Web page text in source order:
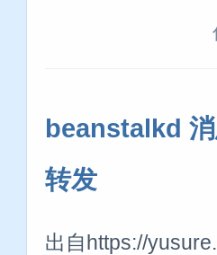
beanstalkd
转发
出自https://